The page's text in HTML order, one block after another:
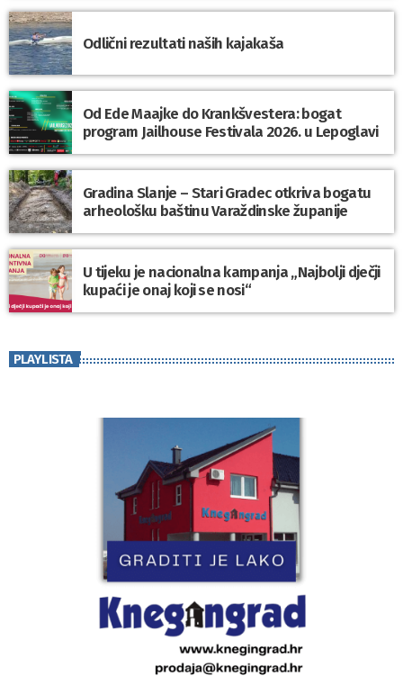
Odlični rezultati naših kajakaša
Od Ede Maajke do Krankšvestera: bogat
program Jailhouse Festivala 2026. u Lepoglavi
Gradina Slanje – Stari Gradec otkriva bogatu
arheološku baštinu Varaždinske županije
U tijeku je nacionalna kampanja „Najbolji dječji
kupaći je onaj koji se nosi“
PLAYLISTA